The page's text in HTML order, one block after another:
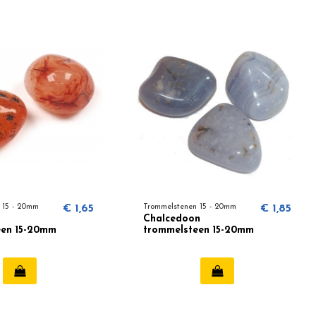
- 20mm
15-20mm
€ 1,65 Trommelstenen 15 - 20mm
Chalcedoon
trommelsteen 15-20mm
€ 1,85